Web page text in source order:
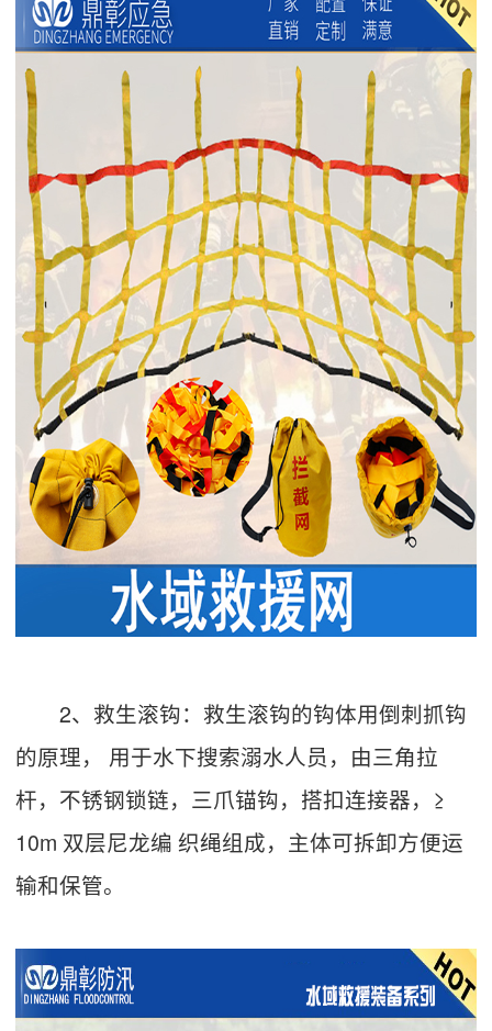
2、救生滚钩：救生滚钩的钩体用倒刺抓钩
的原理， 用于水下搜索溺水人员，由三角拉
杆，不锈钢锁链，三爪锚钩，搭扣连接器，≥
10m 双层尼龙编 织绳组成，主体可拆卸方便运
输和保管。